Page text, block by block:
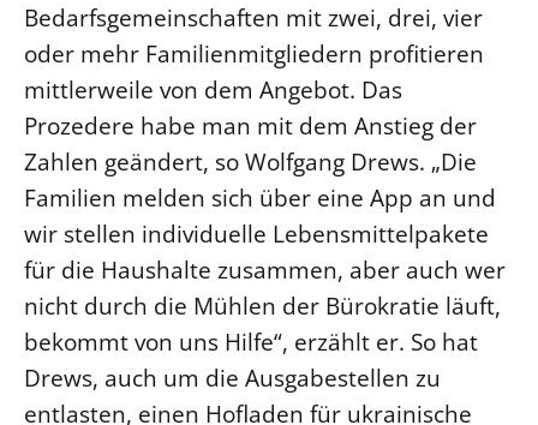
Bedarfsgemeinschaften mit zwei, drei, vier
oder mehr Familienmitgliedern profitieren
mittlerweile von dem Angebot. Das
Prozedere habe man mit dem Anstieg der
Zahlen geändert, so Wolfgang Drews. „Die
Familien melden sich über eine App an und
wir stellen individuelle Lebensmittelpakete
für die Haushalte zusammen, aber auch wer
nicht durch die Mühlen der Bürokratie läuft,
bekommt von uns Hilfe“, erzählt er. So hat
Drews, auch um die Ausgabestellen zu
entlasten, einen Hofladen für ukrainische